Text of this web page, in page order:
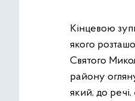
Кінцевою
якого
Святого
району
який, до